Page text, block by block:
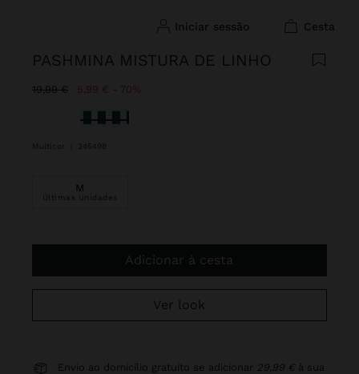
iniciar sessão cesta
PASHMINA MISTURA DE LINHO
Preço Reduzido De
19,99 €Para5,99 € 70%
Selecionado
Multicor 245498
M
Últimas Unidades
Adicionar à cesta
Ver look
Envio ao domicílio gratuito se adicionar 29,99 € à sua